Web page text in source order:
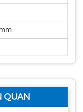
QUAN